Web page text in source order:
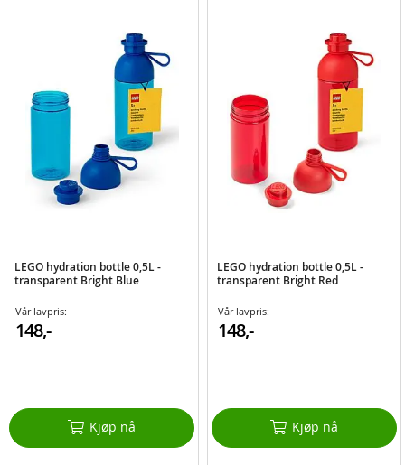
LEGO hydration bottle 0,5L -
transparent Bright Blue
Vår lavpris:
148,-
Kjøp nå
LEGO hydration bottle 0,5L -
transparent Bright Red
Vår lavpris:
148,-
Kjøp nå